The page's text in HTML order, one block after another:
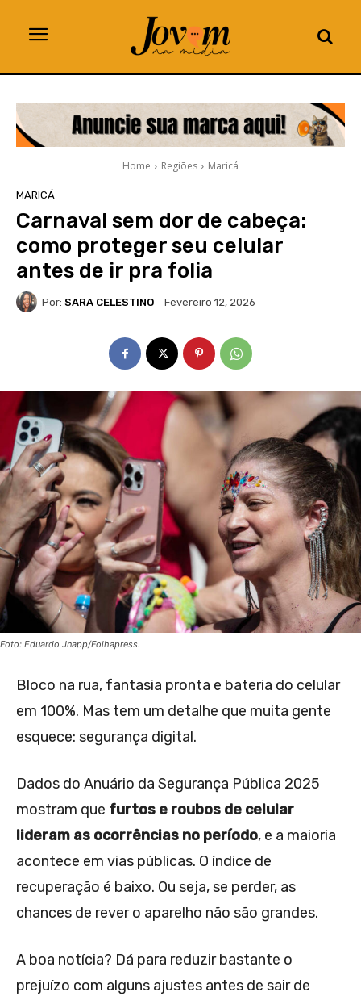
Home Regiões Maricá
MARICÁ
Carnaval sem dor de cabeça:
como proteger seu celular
antes de ir pra folia
Por: SARA CELESTINO Fevereiro 12, 2026
Foto: Eduardo Jnapp/Folhapress.
Bloco na rua, fantasia pronta e bateria do celular
em 100%. Mas tem um detalhe que muita gente
esquece: segurança digital.
Dados do Anuário da Segurança Pública 2025
mostram que furtos e roubos de celular
lideram as ocorrências no período, e a maioria
acontece em vias públicas. O índice de
recuperação é baixo. Ou seja, se perder, as
chances de rever o aparelho não são grandes.
A boa notícia? Dá para reduzir bastante o
prejuízo com alguns ajustes antes de sair de